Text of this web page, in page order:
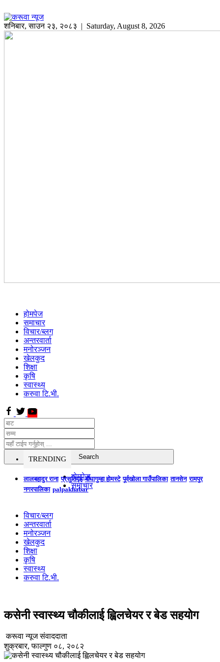
शनिबार,साउन २३, २०८३ | Saturday, August 8, 2026
होमपेज
समाचार
विचार/ब्लग
अन्तरवार्ता
मनोरञ्जन
खेलकुद
शिक्षा
कृषि
स्वास्थ्य
करुवा टि.भी.
TRENDING
लालबहादुर राना प्रसूतिगृह बौघागुम्हा होमस्टे पूर्वखोला गाउँपालिका तानसेन रामपुर
नगरपालिका palpakhabar
होमपेज
समाचार
विचार/ब्लग
अन्तरवार्ता
मनोरञ्जन
खेलकुद
शिक्षा
कृषि
स्वास्थ्य
करुवा टि.भी.
कसेनी स्वास्थ्य चौकीलाई ह्विलचेयर र बेड सहयोग
करूवा न्यूज संवाददाता
शुक्रबार, फाल्गुण ०८, २०८२